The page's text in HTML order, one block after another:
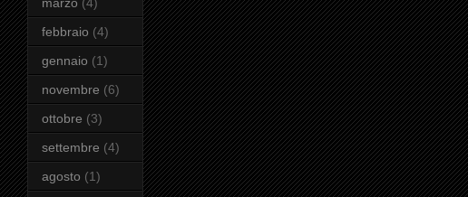
marzo (4)
febbraio (4)
gennaio (1)
novembre (6)
ottobre (3)
settembre (4)
agosto (1)